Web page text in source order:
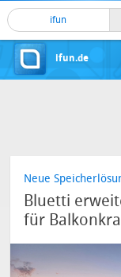
ifun
ifun.de
Neue
Bluetti
für